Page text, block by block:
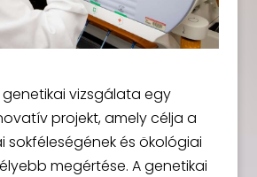
vizsgálata egy
projekt, amely célja a
sokféleségének és ökológiai
megértése. A genetikai